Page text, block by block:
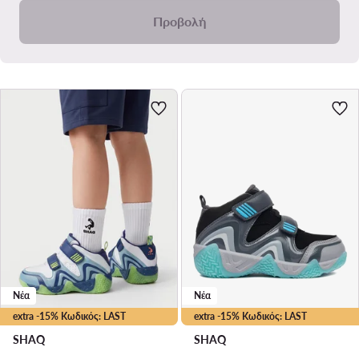
Προβολή
extra -15% Κωδικός: LAST
Νέα
SHAQ
extra -15% Κωδικός: LAST
Νέα
SHAQ